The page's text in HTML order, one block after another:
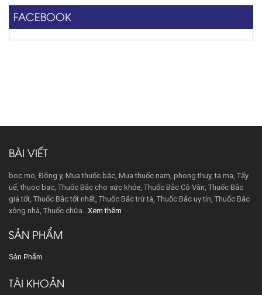
FACEBOOK
BÀI VIẾT
boc mo, Đông y, Mua thuốc bắc, Mua thuốc nam, phong thuy, ta ma, Tẩy
uế, thuoc bac, Thuốc Bắc cho sức khỏe, Thuốc Bắc Cô Vân, Thuốc Bắc
giá tốt, Thuốc Bắc tốt nhất, Thuốc Bắc trừ tà, Thuốc Bắc uy tín, Thuốc Bắc
xông nhà, Thuốc chữa... Xem thêm
SẢN PHẨM
Sản Phẩm
TÀI KHOẢN